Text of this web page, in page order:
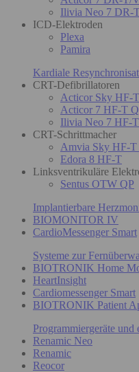
Ilivia Neo 7
ICD-Elektroden
Plexa
Pamira
Kardiale
CRT-Defibrillatoren
Acticor Sky HF-
Acticor 7 HF-T
Ilivia Neo 7 HF-
CRT-Schrittmacher
Amvia Sky HF-
Edora 8 HF-T
Linksventrikuläre
Sentus OTW QP
Implantierbare
BIOMONITOR IV
CardioMessenger Smart
Systeme zur
BIOTRONIK Home
HeartInsight
Cardiomessenger Smart
BIOTRONIK Patient
Programmiergeräte und
Renamic Neo
Renamic
Reocor